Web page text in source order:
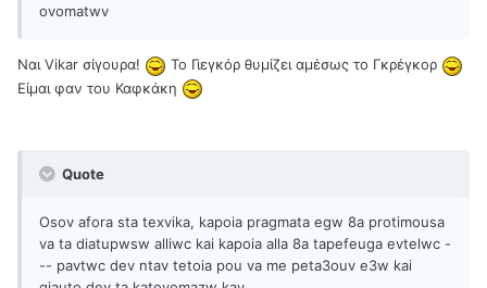
ovomatwv
Ναι Vikar σίγουρα!
Το Γιεγκόρ θυμίζει αμέσως το Γκρέγκορ
Είμαι φαν του Καφκάκη
Quote
Osov afora sta texvika, kapoia pragmata egw 8a protimousa
va ta diatupwsw alliwc kai kapoia alla 8a tapefeuga evtelwc -
-- pavtwc dev ntav tetoia pou va me peta3ouv e3w kai